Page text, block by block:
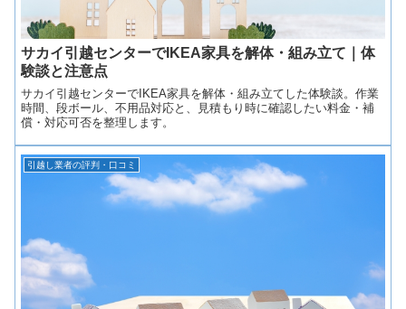
サカイ引越センターでIKEA家具を解体・組み立て｜体
験談と注意点
サカイ引越センターでIKEA家具を解体・組み立てした体験談。作業
時間、段ボール、不用品対応と、見積もり時に確認したい料金・補
償・対応可否を整理します。
引越し業者の評判・口コミ